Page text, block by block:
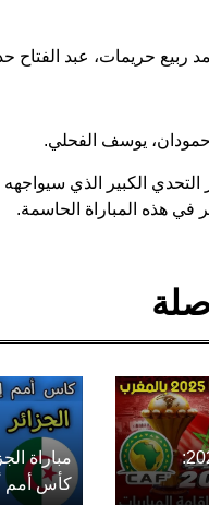
ربيع حريمات، عبد الفتاح
يوسف الفحلي.
التحدي الكبير الذي
في هذه المباراة الحاسمة.
كأس أمم أفريقيا 2025:
مباراة
كأس أمم